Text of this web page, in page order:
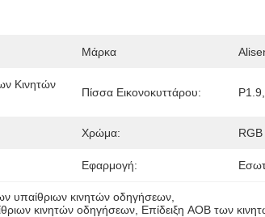
Μάρκα
Κινητών
Πίσσα Εικονοκυττάρου:
Χρώμα:
Εφαρμογή:
υπαίθριων κινητών οδηγήσεων
κινητών οδηγήσεων Επίδειξη AOB των